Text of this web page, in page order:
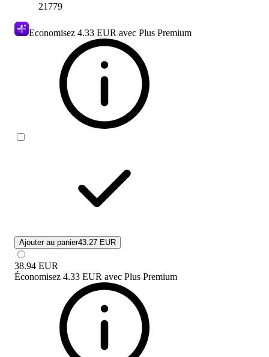
21779
Economisez 4.33 EUR avec Plus Premium
Ajouter au panier43.27 EUR
38.94 EUR
Économisez 4.33 EUR avec Plus Premium